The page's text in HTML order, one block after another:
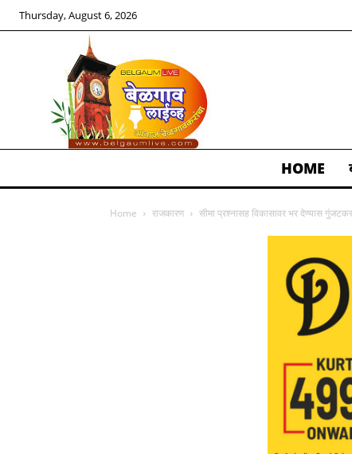
Thursday, August 6, 2026
HOME
Home राजकारण सीमा प्रश्नासह विकासावर भर देण्यास